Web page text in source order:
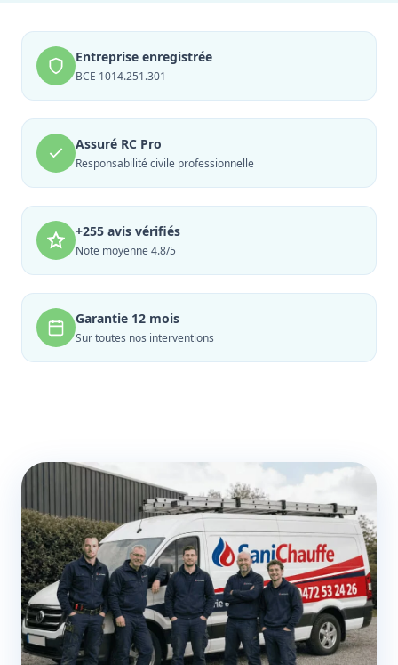
Entreprise enregistrée
BCE 1014.251.301
Assuré RC Pro
Responsabilité civile professionnelle
+255 avis vérifiés
Note moyenne 4.8/5
Garantie 12 mois
Sur toutes nos interventions